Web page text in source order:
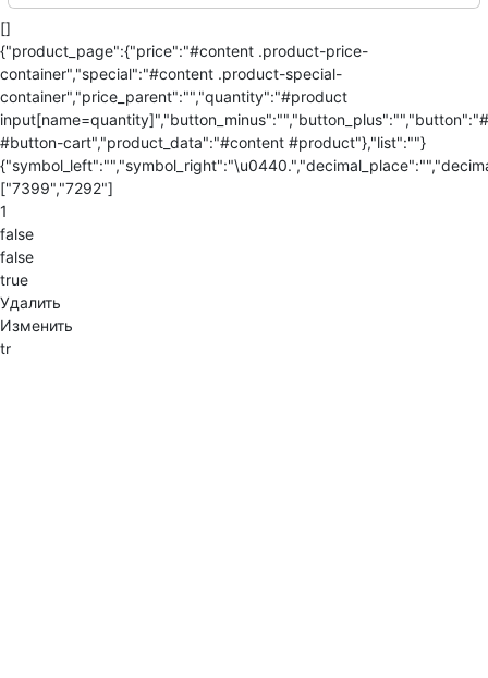
[]
{"product_page":{"price":"#content .product-price-
container","special":"#content .product-special-
container","price_parent":"","quantity":"#product
#button-cart","product_data":"#content #product"},"list":""}
["7399","7292"]
1
false
false
true
Удалить
Изменить
tr